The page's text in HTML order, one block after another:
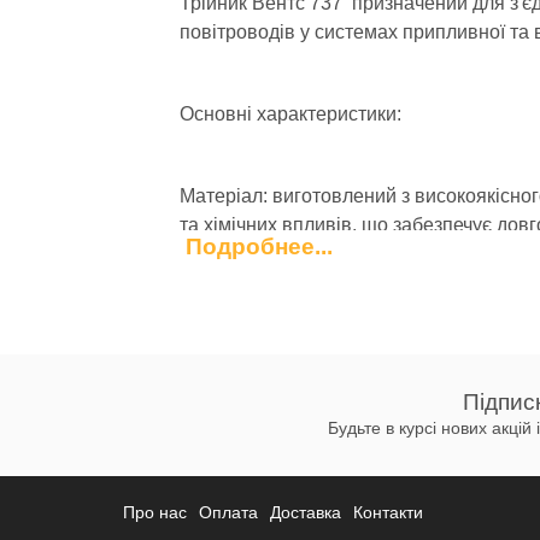
повітроводів у системах припливної та
Основні характеристики:
Матеріал: виготовлений з
та хімічних впливів, що забезпечує
Температурний діапазон експлуатації:
Трійник Вентс 737 використовується
громадських та інших будівлях. Він
Переваги:
Подробнее...
Будьте в курсі нових акцій
Про нас Оплата Доставка Контакти